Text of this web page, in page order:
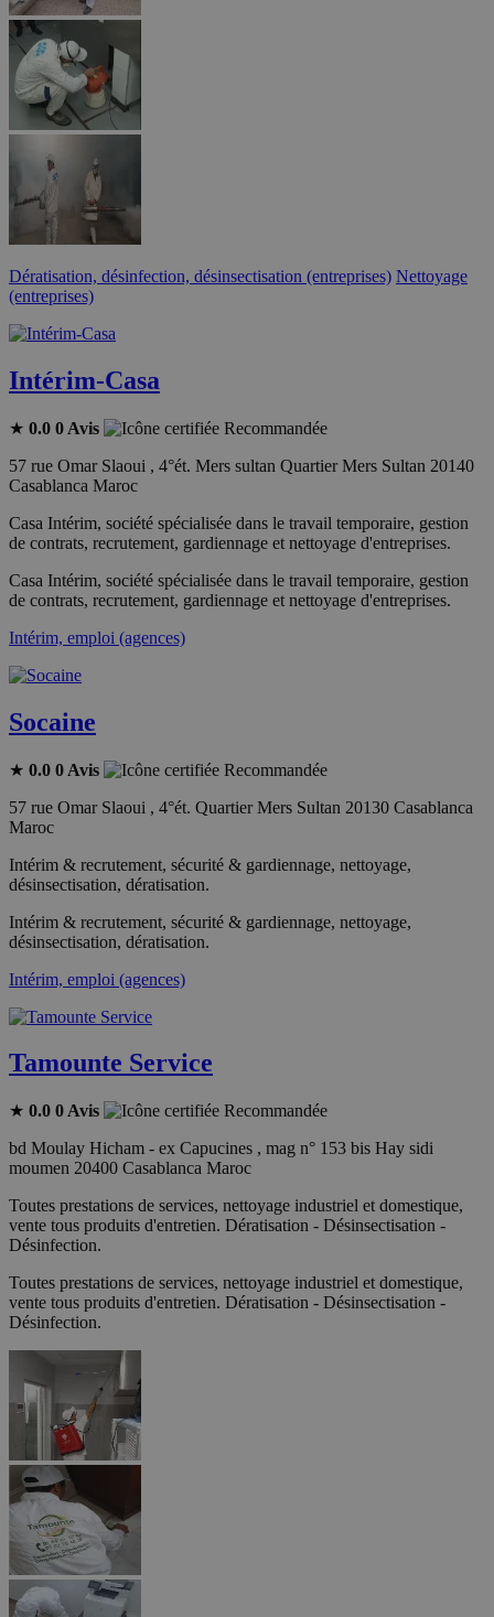
Dératisation, désinfection, désinsectisation (entreprises) Nettoyage
(entreprises)
Intérim-Casa
★ 0.0 0 Avis
Recommandée
57 rue Omar Slaoui , 4°ét. Mers sultan Quartier Mers Sultan 20140
Casablanca Maroc
Casa Intérim, société spécialisée dans le travail temporaire, gestion
de contrats, recrutement, gardiennage et nettoyage d'entreprises.
Casa Intérim, société spécialisée dans le travail temporaire, gestion
de contrats, recrutement, gardiennage et nettoyage d'entreprises.
Intérim, emploi (agences)
Socaine
★ 0.0 0 Avis
Recommandée
57 rue Omar Slaoui , 4°ét. Quartier Mers Sultan 20130 Casablanca
Maroc
Intérim & recrutement, sécurité & gardiennage, nettoyage,
désinsectisation, dératisation.
Intérim & recrutement, sécurité & gardiennage, nettoyage,
désinsectisation, dératisation.
Intérim, emploi (agences)
Tamounte Service
★ 0.0 0 Avis
Recommandée
bd Moulay Hicham - ex Capucines , mag n° 153 bis Hay sidi
moumen 20400 Casablanca Maroc
Toutes prestations de services, nettoyage industriel et domestique,
vente tous produits d'entretien. Dératisation - Désinsectisation -
Désinfection.
Toutes prestations de services, nettoyage industriel et domestique,
vente tous produits d'entretien. Dératisation - Désinsectisation -
Désinfection.